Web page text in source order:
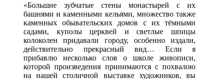
«Большие зубчатые стены монастырей с их
башнями и каменными кельями, множество также
каменных обывательских домов с их тёмными
садами, куполы церквей и светлые шпицы
колоколен придавали городу, особенно издали,
действительно прекрасный вид… Если я
прибавлю несколько слов о школе живописи,
которой произведения принимаются с похвалою
на нашей столичной выставке художников, вы